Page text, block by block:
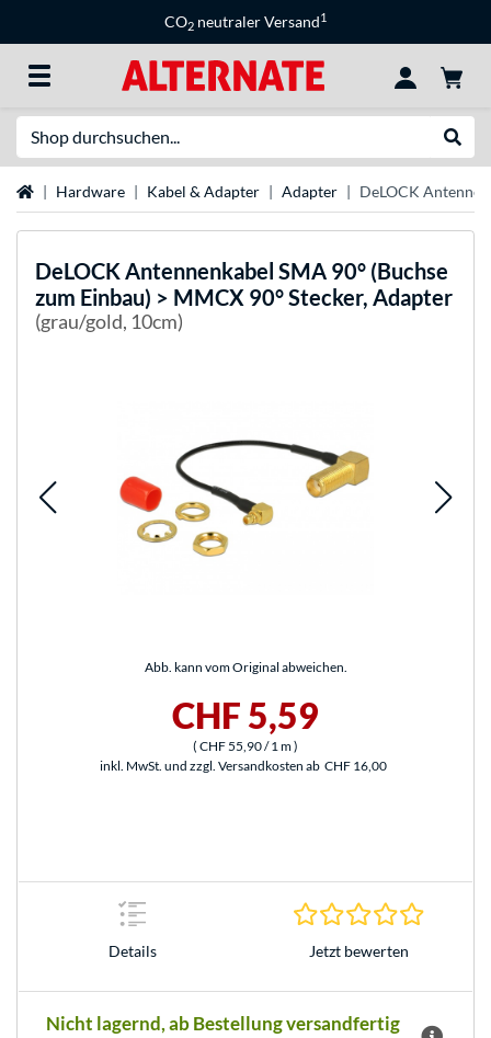
CO2 neutraler Versand1
StartseiteHardware Kabel & Adapter Adapter DeLOCK
DeLOCKAntennenkabel SMA 90° (Buchse
zum Einbau) > MMCX 90° Stecker, Adapter
(grau/gold, 10cm)
Abb. kann vom Original abweichen.
CHF 5,59
( CHF 55,90/ 1 m)
inkl. MwSt. und zzgl. Versandkosten ab CHF 16,00
Details Jetzt bewerten
Nicht lagernd, ab Bestellung versandfertig